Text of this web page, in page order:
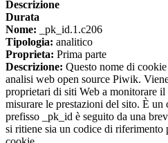
Descrizione
Durata
Nome: _pk_id.1.c206
Tipologia: analitico
Proprieta: Prima parte
Descrizione: Questo nome di
analisi web open source Piwik.
proprietari di siti Web a monitorare
misurare le prestazioni del sito. È
prefisso _pk_id è seguito da una
si ritiene sia un codice di